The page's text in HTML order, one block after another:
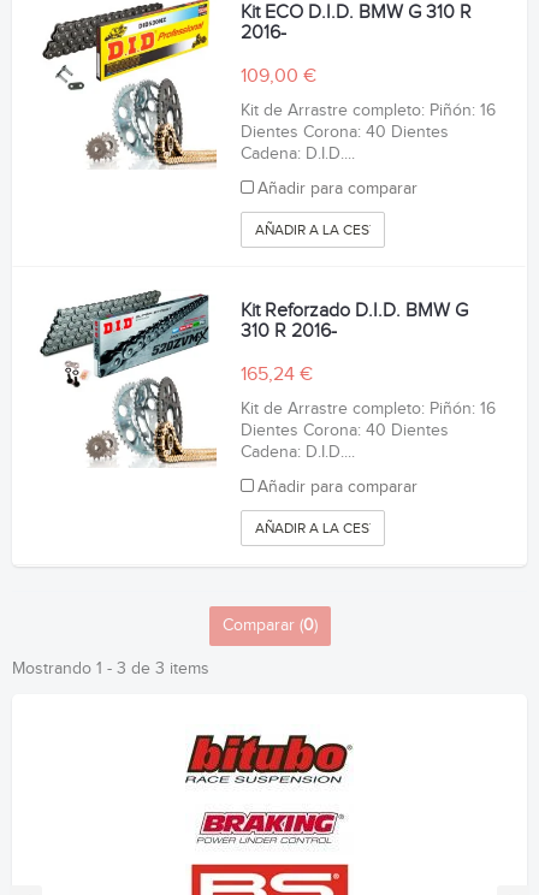
Kit ECO D.I.D. BMW G 310 R
2016-
109,00 €
Kit de Arrastre completo: Piñón: 16
Dientes Corona: 40 Dientes
Cadena: D.I.D....
Añadir para comparar
AÑADIR A LA CESTA
Kit Reforzado D.I.D. BMW G
310 R 2016-
165,24 €
Kit de Arrastre completo: Piñón: 16
Dientes Corona: 40 Dientes
Cadena: D.I.D....
Añadir para comparar
AÑADIR A LA CESTA
Comparar (0)
Mostrando 1 - 3 de 3 items